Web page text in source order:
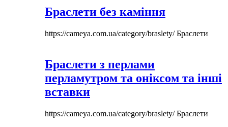
Браслети без каміння
https://cameya.com.ua/category/braslety/Браслети
Браслети з перлами
перламутром та оніксом та інші
вставки
https://cameya.com.ua/category/braslety/Браслети